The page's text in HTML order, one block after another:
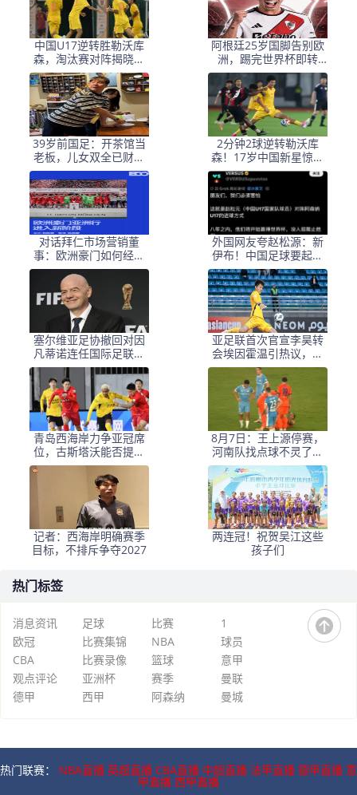
中国U17逆转胜勒沃库
森，淘汰赛对阵揭晓：
国足将战河床，上海迎
战阿森纳
阿根廷25岁国脚告别欧
洲，踢完世界杯即转
会！正值巅峰回归阿超
39岁前国足：开茶馆当
老板，儿女双全已财富
自由，妻子还是黄圣依
朋友
2分钟2球逆转勒沃库
森！17岁中国新星惊艳
中国足球又让人看到了
希望
对话拜仁市场营销董
事：欧洲豪门如何经营
中国足球市场
外国网友夸赵松源：新
伊布！中国足球要起飞
了，8年内冲世界杯
塞尔维亚足协撤回对因
凡蒂诺连任国际足联主
席的支持
亚足联首次官宣李昊转
会埃因霍温引热议，球
迷称之为假消息
青岛西海岸力争亚冠席
位，古斯塔沃能否提升
表现？
8月7日：王上源停赛，
河南队找点球不灵了，
马拉尼昂不会射门，郑
智剑指亚冠名额
记者：西海岸明确赛季
目标，不排斥争夺2027
两连冠！祝贺吴江这些
孩子们
热门标签
消息资讯 足球 比赛
1
欧冠
比赛集锦 NBA
球员
CBA
比赛录像 篮球
意甲
观点评论
亚洲杯 赛季
曼联
德甲
西甲 阿森纳 曼城
热门联赛： NBA直播 英超直播 CBA直播 中超直播 法甲直播 德甲直播 意
甲直播 西甲直播